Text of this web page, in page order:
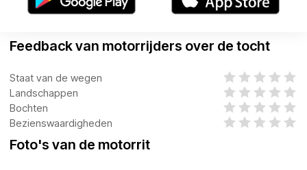
Feedback van motorrijders over de tocht
Staat van de wegen
Landschappen
Bochten
Bezienswaardigheden
Foto's van de motorrit